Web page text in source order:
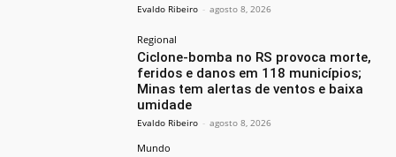
Evaldo Ribeiro - agosto 8, 2026
Regional
Ciclone-bomba no RS provoca morte,
feridos e danos em 118 municípios;
Minas tem alertas de ventos e baixa
umidade
Evaldo Ribeiro - agosto 8, 2026
Mundo